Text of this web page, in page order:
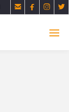
   